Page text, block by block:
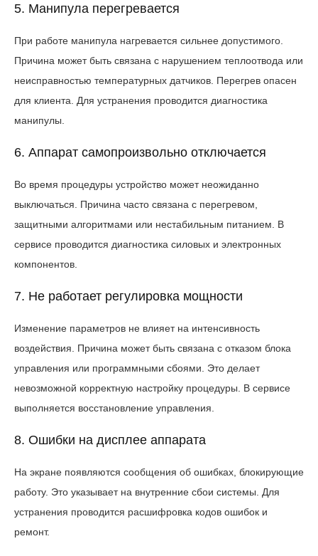
5. Манипула перегревается
При работе манипула нагревается сильнее допустимого.
Причина может быть связана с нарушением теплоотвода или
неисправностью температурных датчиков. Перегрев опасен
для клиента. Для устранения проводится диагностика
манипулы.
6. Аппарат самопроизвольно отключается
Во время процедуры устройство может неожиданно
выключаться. Причина часто связана с перегревом,
защитными алгоритмами или нестабильным питанием. В
сервисе проводится диагностика силовых и электронных
компонентов.
7. Не работает регулировка мощности
Изменение параметров не влияет на интенсивность
воздействия. Причина может быть связана с отказом блока
управления или программными сбоями. Это делает
невозможной корректную настройку процедуры. В сервисе
выполняется восстановление управления.
8. Ошибки на дисплее аппарата
На экране появляются сообщения об ошибках, блокирующие
работу. Это указывает на внутренние сбои системы. Для
устранения проводится расшифровка кодов ошибок и
ремонт.